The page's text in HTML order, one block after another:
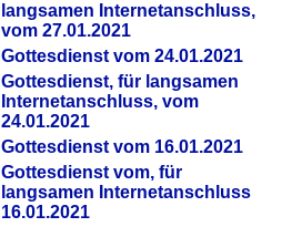
langsamen Internetanschluss,
vom 27.01.2021
Gottesdienst vom 24.01.2021
Gottesdienst, für langsamen
Internetanschluss, vom
24.01.2021
Gottesdienst vom 16.01.2021
Gottesdienst vom, für
langsamen Internetanschluss
16.01.2021